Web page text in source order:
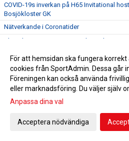
COVID-19s inverkan på H65 Invitational
Bosjökloster GK
Nätverkande i Coronatider
Bli stolt ägare av en signerad matchtröja
Bli en riktig H65 hjälte
Nytt tränarpar för Damer Div 2/ Damer J
H65´s CSR program pausat på grund av
Starka tillsammans!
För att hemsidan ska fungera
cookies från SportAdmin. Dessa går
Föreningen kan också använda
eller marknadsföring. Du väljer själv
Anpassa dina val
Acceptera nödvändiga